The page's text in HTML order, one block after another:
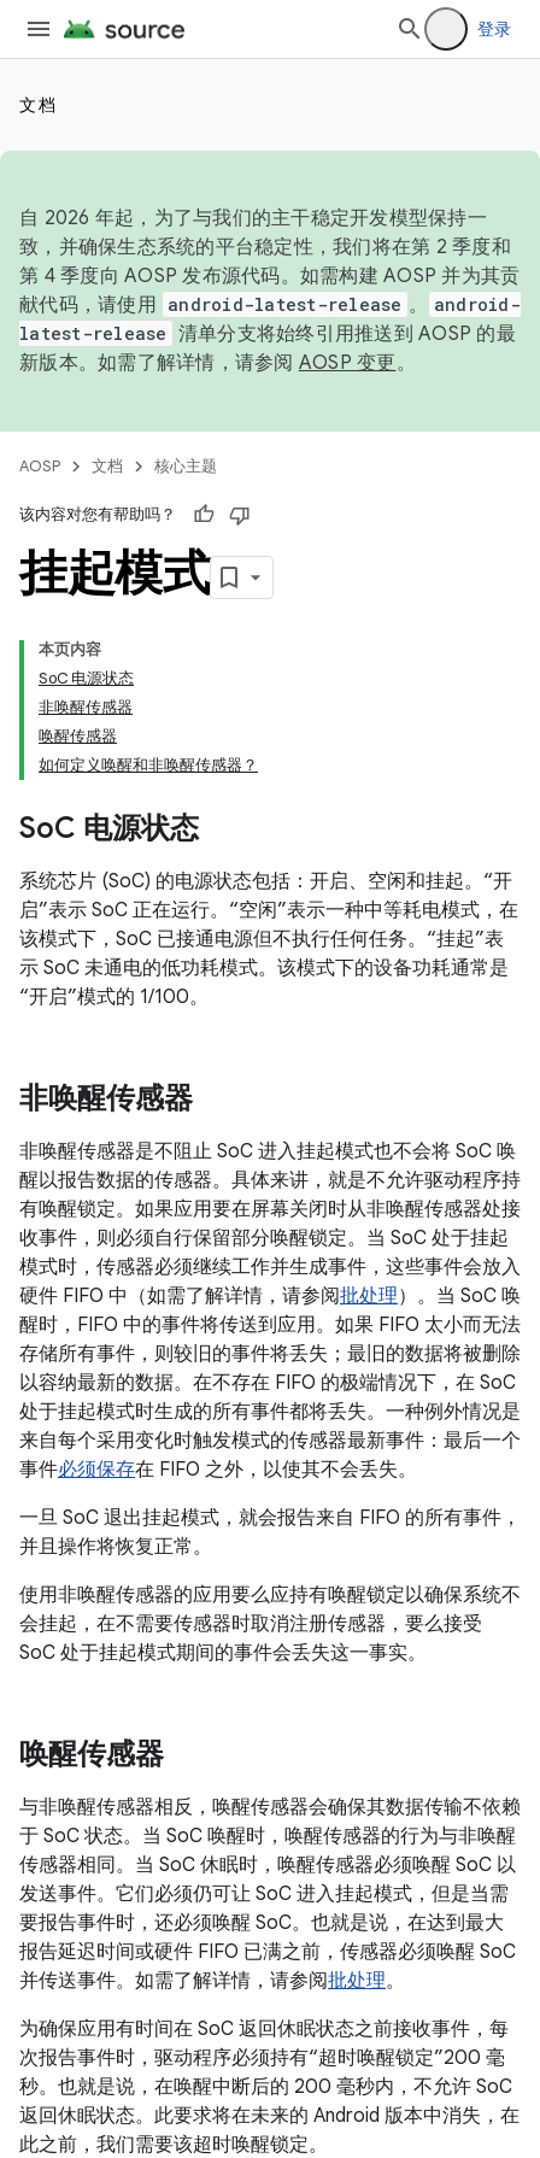
登录
文档
自 2026 年起，为了与我们的主干稳定开发模型保持一
致，并确保生态系统的平台稳定性，我们将在第 2 季度和
第 4 季度向 AOSP 发布源代码。如需构建 AOSP 并为其贡
献代码，请使用 android-latest-release 。
android-
latest-release 清单分支将始终引用推送到 AOSP 的最
新版本。如需了解详情，请参阅 AOSP 变更。
AOSP 文档 核心主题
该内容对您有帮助吗？
挂起模式
本页内容
SoC 电源状态
非唤醒传感器
唤醒传感器
如何定义唤醒和非唤醒传感器？
SoC 电源状态
系统芯片 (SoC) 的电源状态包括：开启、空闲和挂起。“开
启”表示 SoC 正在运行。“空闲”表示一种中等耗电模式，在
该模式下，SoC 已接通电源但不执行任何任务。“挂起”表
示 SoC 未通电的低功耗模式。该模式下的设备功耗通常是
“开启”模式的 1/100。
非唤醒传感器
非唤醒传感器是不阻止 SoC 进入挂起模式也不会将 SoC 唤
醒以报告数据的传感器。具体来讲，就是不允许驱动程序持
有唤醒锁定。如果应用要在屏幕关闭时从非唤醒传感器处接
收事件，则必须自行保留部分唤醒锁定。当 SoC 处于挂起
模式时，传感器必须继续工作并生成事件，这些事件会放入
硬件 FIFO 中（如需了解详情，请参阅批处理）。当 SoC 唤
醒时，FIFO 中的事件将传送到应用。如果 FIFO 太小而无法
存储所有事件，则较旧的事件将丢失；最旧的数据将被删除
以容纳最新的数据。在不存在 FIFO 的极端情况下，在 SoC
处于挂起模式时生成的所有事件都将丢失。一种例外情况是
来自每个采用变化时触发模式的传感器最新事件：最后一个
事件必须保存在 FIFO 之外，以使其不会丢失。
一旦 SoC 退出挂起模式，就会报告来自 FIFO 的所有事件，
并且操作将恢复正常。
使用非唤醒传感器的应用要么应持有唤醒锁定以确保系统不
会挂起，在不需要传感器时取消注册传感器，要么接受
SoC 处于挂起模式期间的事件会丢失这一事实。
唤醒传感器
与非唤醒传感器相反，唤醒传感器会确保其数据传输不依赖
于 SoC 状态。当 SoC 唤醒时，唤醒传感器的行为与非唤醒
传感器相同。当 SoC 休眠时，唤醒传感器必须唤醒 SoC 以
发送事件。它们必须仍可让 SoC 进入挂起模式，但是当需
要报告事件时，还必须唤醒 SoC。也就是说，在达到最大
报告延迟时间或硬件 FIFO 已满之前，传感器必须唤醒 SoC
并传送事件。如需了解详情，请参阅批处理。
为确保应用有时间在 SoC 返回休眠状态之前接收事件，每
次报告事件时，驱动程序必须持有“超时唤醒锁定”200 毫
秒。也就是说，在唤醒中断后的 200 毫秒内，不允许 SoC
返回休眠状态。 此要求将在未来的 Android 版本中消失，在
此之前，我们需要该超时唤醒锁定。